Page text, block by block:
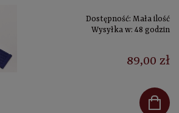
Dostępność: Mała ilość
Wysyłka w: 48 godzin
89,00 zł